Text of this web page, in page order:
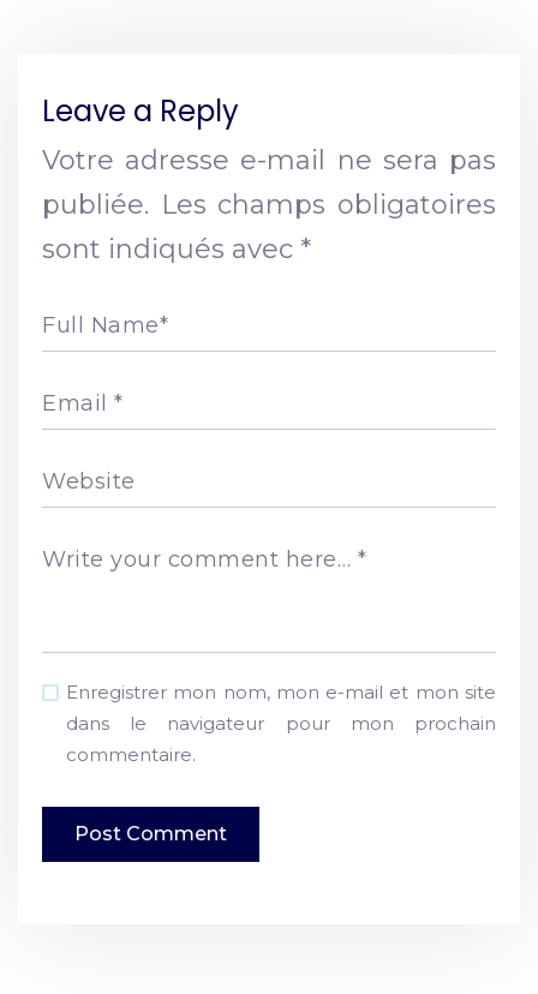
Leave a Reply
Votre adresse e-mail ne sera pas
publiée. Les champs obligatoires
sont indiqués avec *
Full Name*
Email *
Website
Write your comment here… *
Enregistrer mon nom, mon e-mail et mon site
dans le navigateur pour mon prochain
commentaire.